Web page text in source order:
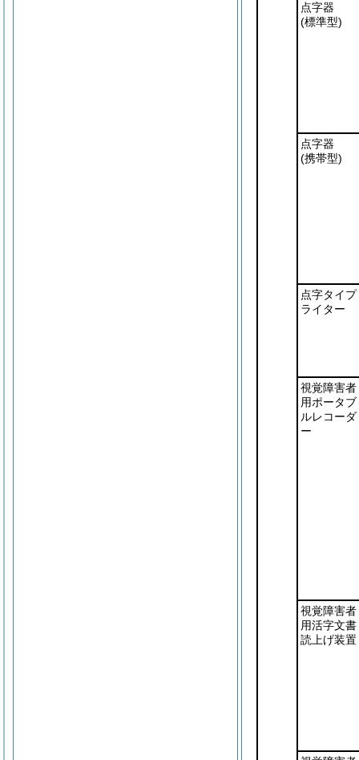
点字器
(標準型)
点字器
(携帯型)
点字タイプ
ライター
視覚障害者
用ポータブ
ルレコーダ
ー
視覚障害者
用活字文書
読上げ装置